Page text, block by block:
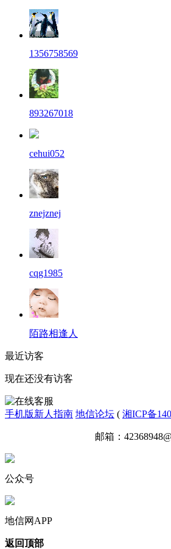
1356758569
893267018
cehui052
znejznej
cqg1985
陌路相逢人
最近访客
现在还没有访客
手机版新人指南 地信论坛 ( 湘ICP备
邮箱：
公众号
地信网APP
返回顶部